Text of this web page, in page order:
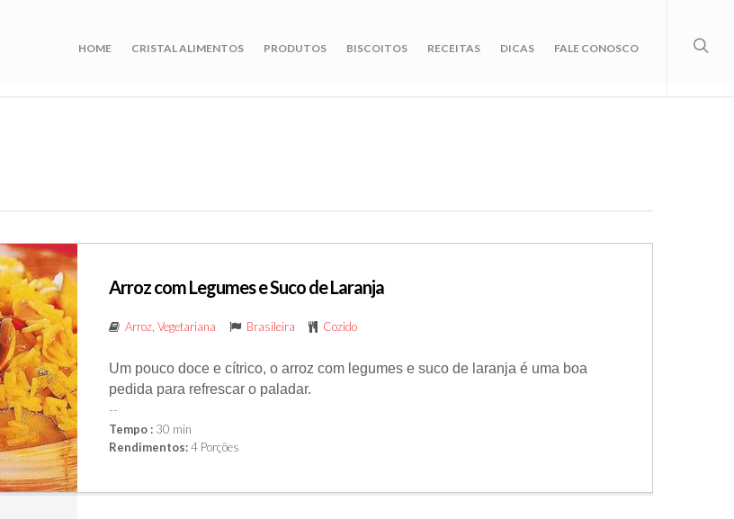
HOME CRISTAL ALIMENTOS PRODUTOS BISCOITOS RECEITAS DICAS FALE CONOSCO
Arroz com Legumes e Suco de Laranja
Arroz, Vegetariana Brasileira Cozido
Um pouco doce e cítrico, o arroz com legumes e suco de laranja é uma boa
pedida para refrescar o paladar.
--
Tempo :30 min
Rendimentos:4 Porções